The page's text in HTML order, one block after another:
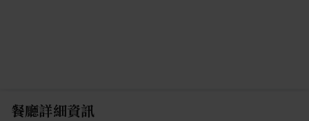
餐廳詳細資訊